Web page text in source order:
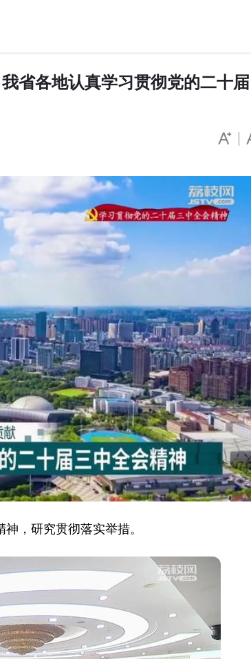
省各地认真学习贯彻党的二十届
，研究贯彻落实举措。